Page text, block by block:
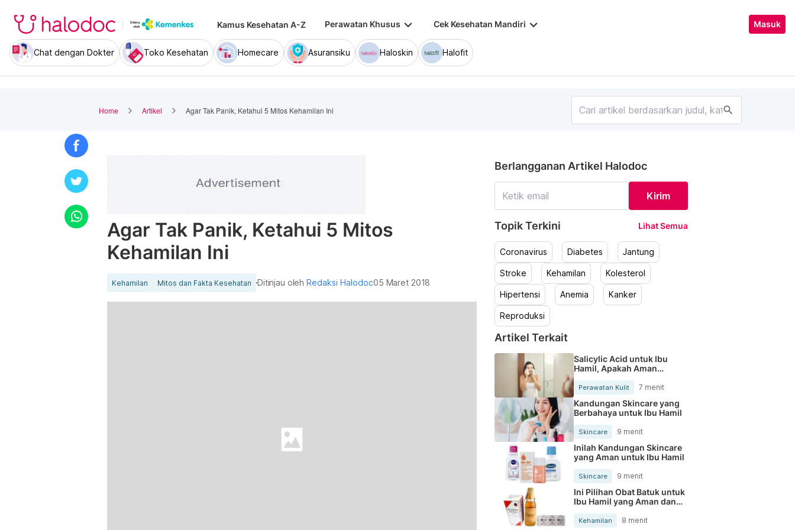
Kamus Kesehatan A-Z Perawatan Khusus keyboard_arrow_down Cek Kesehatan Mandiri keyboard_arrow_down Masuk
Chat dengan Dokter Toko Kesehatan Homecare Asuransiku Haloskin Halofit
Home Artikel Agar Tak Panik, Ketahui 5 Mitos Kehamilan Ini search
Agar Tak Panik, Ketahui 5 Mitos
Kehamilan Ini
Kehamilan Mitos dan Fakta Kesehatan Ditinjau olehRedaksi Halodoc05 Maret 2018
Berlangganan Artikel Halodoc
Kirim
Topik Terkini Lihat Semua
Coronavirus Diabetes Jantung
Stroke Kehamilan Kolesterol
Hipertensi Anemia Kanker
Reproduksi
Artikel Terkait
Salicylic Acid untuk Ibu
Hamil, Apakah Aman
Digunakan?
Perawatan Kulit 7 menit
Kandungan Skincare yang
Berbahaya untuk Ibu Hamil
Skincare 9 menit
Inilah Kandungan Skincare
yang Aman untuk Ibu Hamil
Skincare 9 menit
Ini Pilihan Obat Batuk untuk
Ibu Hamil yang Aman dan
Kehamilan 8 menit